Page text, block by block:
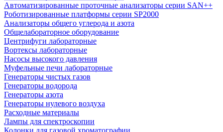
Автоматизированные проточные анализаторы серии SAN++
Роботизированные платформы серии SP2000
Анализаторы общего углерода и азота
Общелабораторное оборудование
Центрифуги лабораторные
Вортексы лабораторные
Насосы высокого давления
Муфельные печи лабораторные
Генераторы чистых газов
Генераторы водорода
Генераторы азота
Генераторы нулевого воздуха
Расходные материалы
Лампы для спектроскопии
Колонки для газовой хроматографии